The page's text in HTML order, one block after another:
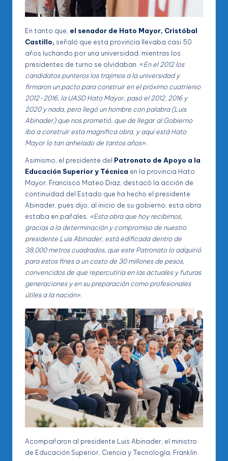
En tanto que, el senador de Hato Mayor, Cristóbal
Castillo, señaló que esta provincia llevaba casi 50
años luchando por una universidad, mientras los
presidentes de turno se olvidaban. «En el 2012 los
candidatos punteros los trajimos a la universidad y
firmaron un pacto para construir en el próximo cuatrienio
2012-2016, la UASD Hato Mayor, pasó el 2012, 2016 y
2020 y nada, pero llegó un hombre con palabra (Luis
Abinader) que nos prometió, que de llegar al Gobierno
iba a construir esta magnífica obra, y aquí está Hato
Mayor lo tan anhelado de tantos años».
Asimismo, el presidente del Patronato de Apoyo a la
Educación Superior y Técnica en la provincia Hato
Mayor, Francisco Mateo Diaz, destacó la acción de
continuidad del Estado que ha hecho el presidente
Abinader, pues dijo, al inicio de su gobierno, esta obra
estaba en pañales. «Esta obra que hoy recibimos,
gracias a la determinación y compromiso de nuestro
presidente Luis Abinader, está edificada dentro de
38,000 metros cuadrados, que este Patronato lo adquirió
para estos fines a un costo de 30 millones de pesos,
convencidos de que repercutiría en las actuales y futuras
generaciones y en su preparación como profesionales
útiles a la nación».
Acompañaron al presidente Luis Abinader, el ministro
de Educación Superior, Ciencia y Tecnología, Franklin